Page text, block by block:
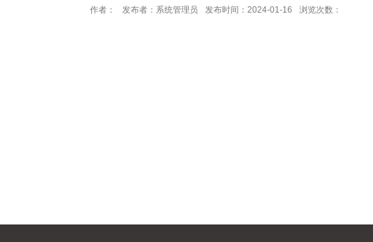
作者： 发布者：系统管理员 发布时间：2024-01-16 浏览次数：